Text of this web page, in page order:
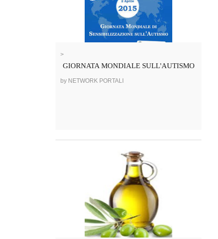
>
GIORNATA MONDIALE SULL'AUTISMO
by NETWORK PORTALI